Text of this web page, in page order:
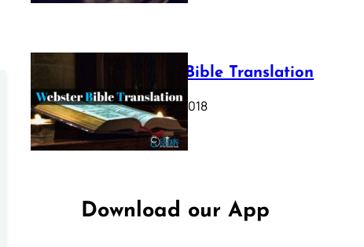
Webster Bible Translation
October 11, 2018
Download our App